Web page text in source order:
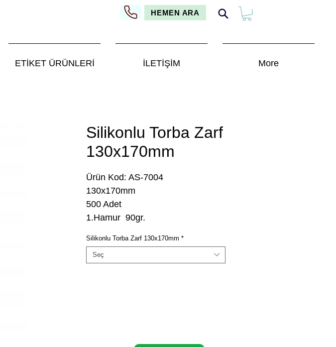
HEMEN ARA
ETİKET ÜRÜNLERİ İLETİŞİM More
Silikonlu Torba Zarf
130x170mm
Ürün Kod: AS-7004
130x170mm
500 Adet
1.Hamur 90gr.
Silikonlu Torba Zarf 130x170mm *
Seç